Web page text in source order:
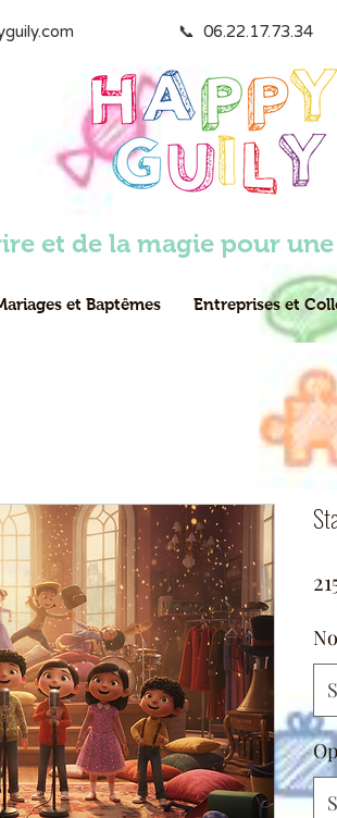
📞
et de la magie pour
et Baptêmes Entreprises et